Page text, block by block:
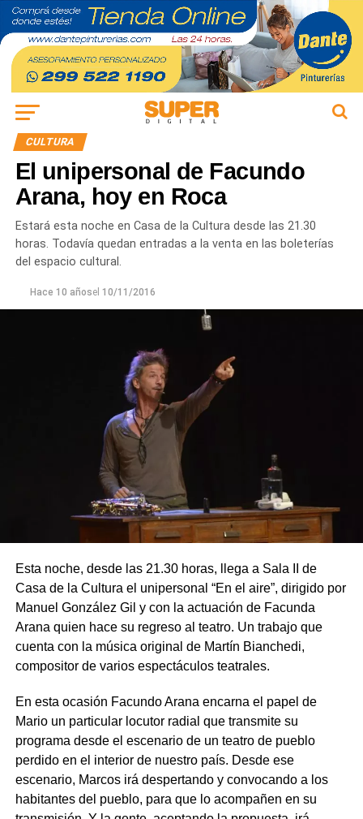
CULTURA
El unipersonal de Facundo
Arana, hoy en Roca
Estará esta noche en Casa de la Cultura desde las 21.30
horas. Todavía quedan entradas a la venta en las boleterías
del espacio cultural.
Hace 10 añosel 10/11/2016
Esta noche, desde las 21.30 horas, llega a Sala II de
Casa de la Cultura el unipersonal “En el aire”, dirigido por
Manuel González Gil y con la actuación de Facunda
Arana quien hace su regreso al teatro. Un trabajo que
cuenta con la música original de Martín Bianchedi,
compositor de varios espectáculos teatrales.
En esta ocasión Facundo Arana encarna el papel de
Mario un particular locutor radial que transmite su
programa desde el escenario de un teatro de pueblo
perdido en el interior de nuestro país. Desde ese
escenario, Marcos irá despertando y convocando a los
habitantes del pueblo, para que lo acompañen en su